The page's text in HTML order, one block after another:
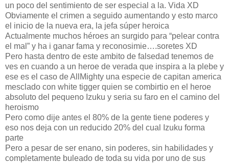
un poco del sentimiento de ser especial a la. Vida XD
Obviamente el crimen a seguido aumentando y esto marco
el inicio de la nueva era, la jefa súper heroica
Actualmente muchos héroes an surgido para “pelear contra
el mal” y ha i ganar fama y reconosimie….soretes XD
Pero hasta dentro de este ambito de falsedad tenemos de
ves en cuando a un heroe de verada que inspira a la plebe y
ese es el caso de AllMighty una especie de capitan america
mesclado con white tigger quien se combirtio en el heroe
absoluto del pequeno Izuku y seria su faro en el camino del
heroismo
Pero como dije antes el 80% de la gente tiene poderes y
eso nos deja con un reducido 20% del cual Izuku forma
parte
Pero a pesar de ser enano, sin poderes, sin habilidades y
completamente buleado de toda su vida por uno de sus